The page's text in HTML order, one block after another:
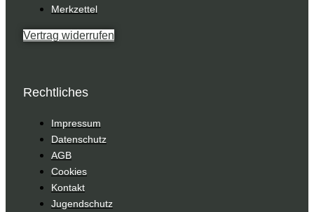
Merkzettel
Vertrag widerrufen
Rechtliches
Impressum
Datenschutz
AGB
Cookies
Kontakt
Jugendschutz